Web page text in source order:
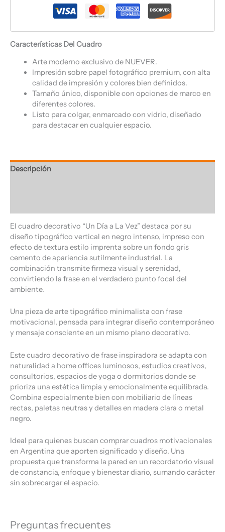
Características Del Cuadro
Arte moderno exclusivo de NUEVER.
Impresión sobre papel fotográfico premium, con alta
calidad de impresión y colores bien definidos.
Tamaño único, disponible con opciones de marco en
diferentes colores.
Listo para colgar, enmarcado con vidrio, diseñado
para destacar en cualquier espacio.
Descripción
El cuadro decorativo “Un Día a La Vez” destaca por su
diseño tipográfico vertical en negro intenso, impreso con
efecto de textura estilo imprenta sobre un fondo gris
cemento de apariencia sutilmente industrial. La
combinación transmite firmeza visual y serenidad,
convirtiendo la frase en el verdadero punto focal del
ambiente.
Una pieza de arte tipográfico minimalista con frase
motivacional, pensada para integrar diseño contemporáneo
y mensaje consciente en un mismo plano decorativo.
Este cuadro decorativo de frase inspiradora se adapta con
naturalidad a home offices luminosos, estudios creativos,
consultorios, espacios de yoga o dormitorios donde se
prioriza una estética limpia y emocionalmente equilibrada.
Combina especialmente bien con mobiliario de líneas
rectas, paletas neutras y detalles en madera clara o metal
negro.
Ideal para quienes buscan comprar cuadros motivacionales
en Argentina que aporten significado y diseño. Una
propuesta que transforma la pared en un recordatorio visual
de constancia, enfoque y bienestar diario, sumando carácter
sin sobrecargar el espacio.
Preguntas frecuentes